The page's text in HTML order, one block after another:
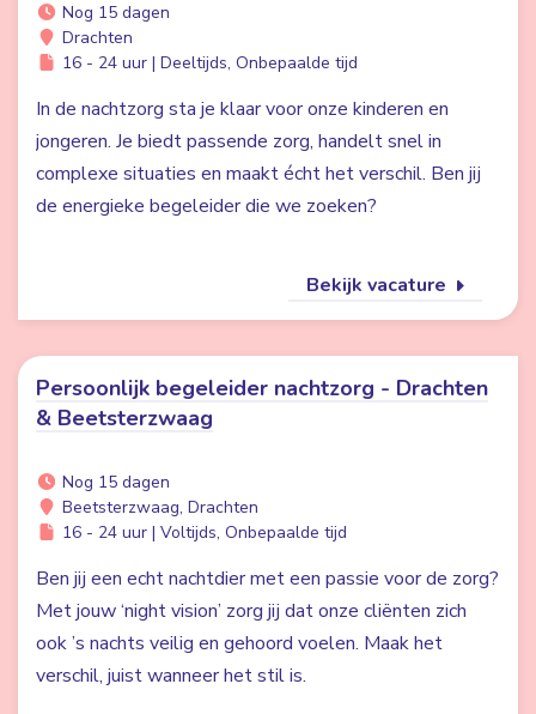
Nog 15 dagen
Drachten
16 - 24 uur | Deeltijds, Onbepaalde tijd
In de nachtzorg sta je klaar voor onze kinderen en
jongeren. Je biedt passende zorg, handelt snel in
complexe situaties en maakt écht het verschil. Ben jij
de energieke begeleider die we zoeken?
Bekijk vacature
Persoonlijk begeleider nachtzorg - Drachten
& Beetsterzwaag
Nog 15 dagen
Beetsterzwaag, Drachten
16 - 24 uur | Voltijds, Onbepaalde tijd
Ben jij een echt nachtdier met een passie voor de zorg?
Met jouw ‘night vision’ zorg jij dat onze cliënten zich
ook ’s nachts veilig en gehoord voelen. Maak het
verschil, juist wanneer het stil is.